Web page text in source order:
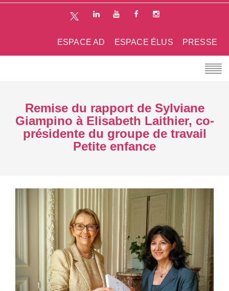
PRESSE
ESPACE ÉLUS
ESPACE AD
Remise du rapport de Sylviane
Giampino à Elisabeth Laithier, co-
présidente du groupe de travail
Petite enfance